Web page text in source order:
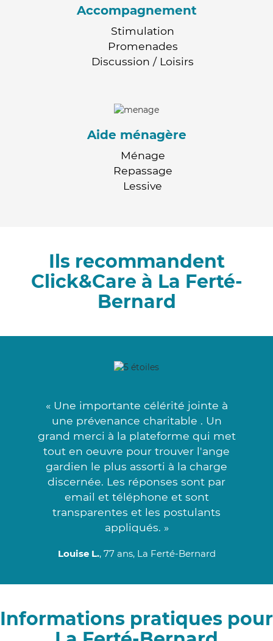
Accompagnement
Stimulation
Promenades
Discussion / Loisirs
Aide ménagère
Ménage
Repassage
Lessive
Ils recommandent
Click&Care à La Ferté-
Bernard
« Une importante célérité jointe à
une prévenance charitable . Un
grand merci à la plateforme qui met
tout en oeuvre pour trouver l'ange
gardien le plus assorti à la charge
discernée. Les réponses sont par
email et téléphone et sont
transparentes et les postulants
appliqués. »
Louise L., 77 ans, La Ferté-Bernard
Informations pratiques pour